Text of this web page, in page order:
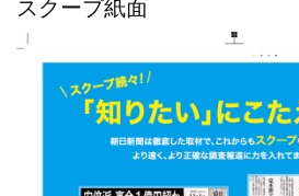
スクープ紙面